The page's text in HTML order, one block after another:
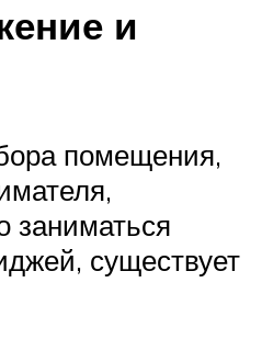
и
помещения,
заниматься
существует